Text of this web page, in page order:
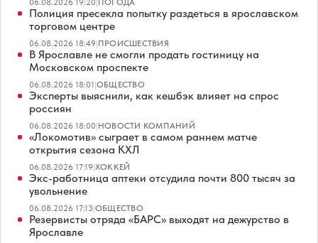
06.08.2026 19:20|ПОГОДА
Полиция пресекла попытку раздеться в ярославском
торговом центре
06.08.2026 18:49|ПРОИСШЕСТВИЯ
В Ярославле не смогли продать гостиницу на
Московском проспекте
06.08.2026 18:01|ОБЩЕСТВО
Эксперты выяснили, как кешбэк влияет на спрос
россиян
06.08.2026 18:00|НОВОСТИ КОМПАНИЙ
«Локомотив» сыграет в самом раннем матче
открытия сезона КХЛ
06.08.2026 17:19|ХОККЕЙ
Экс-работница аптеки отсудила почти 800 тысяч за
увольнение
06.08.2026 17:13|ОБЩЕСТВО
Резервисты отряда «БАРС» выходят на дежурство в
Ярославле